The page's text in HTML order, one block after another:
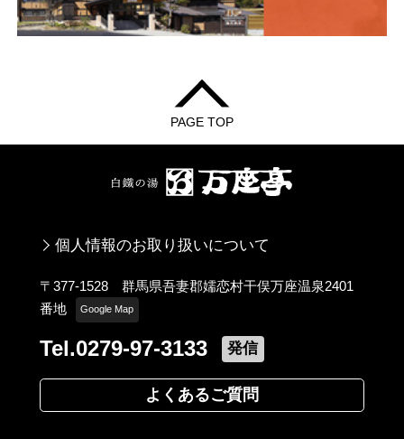
PAGE TOP
個人情報のお取り扱いについて
〒377-1528 群馬県吾妻郡嬬恋村干俣万座温泉2401
番地
Google Map
Tel.0279-97-3133 発信
よくあるご質問